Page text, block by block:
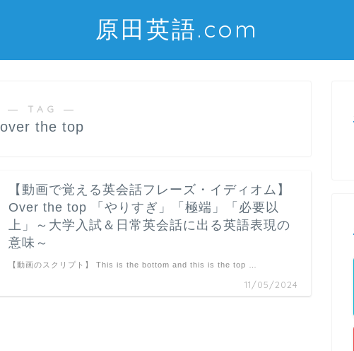
原田英語.com
― TAG ―
over the top
【動画で覚える英会話フレーズ・イディオム】
Over the top 「やりすぎ」「極端」「必要以
上」～大学入試＆日常英会話に出る英語表現の
意味～
11/05/2024
【動画のスクリプト】 This is the bottom and this is the top …